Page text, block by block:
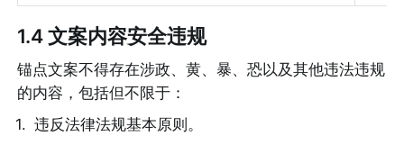
1.4 文案内容安全违规
锚点文案不得存在涉政、黄、暴、恐以及其他违法违规
的内容，包括但不限于：
1. 违反法律法规基本原则。